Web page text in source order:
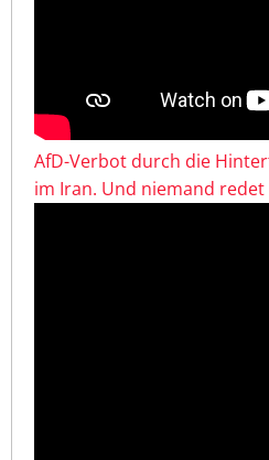
AfD-Verbot durch die
im Iran. Und niemand